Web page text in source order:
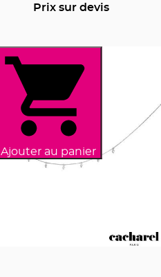
Prix sur devis
Ajouter au panier